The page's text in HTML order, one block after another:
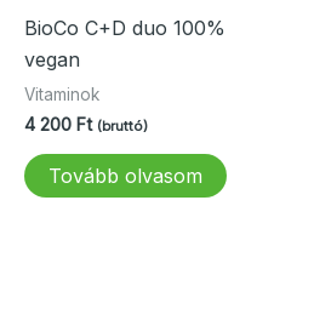
BioCo C+D duo 100%
vegan
Vitaminok
4 200 Ft (bruttó)
Tovább olvasom